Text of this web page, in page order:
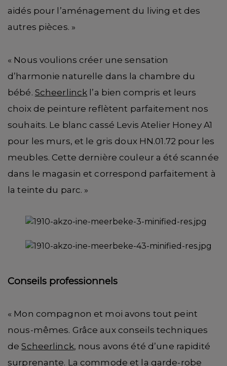
aidés pour l’aménagement du living et des
autres pièces. »
« Nous voulions créer une sensation
d’harmonie naturelle dans la chambre du
bébé. Scheerlinck l’a bien compris et leurs
choix de peinture reflètent parfaitement nos
souhaits. Le blanc cassé Levis Atelier Honey A1
pour les murs, et le gris doux HN.01.72 pour les
meubles. Cette dernière couleur a été scannée
dans le magasin et correspond parfaitement à
la teinte du parc. »
Conseils professionnels
« Mon compagnon et moi avons tout peint
nous-mêmes. Grâce aux conseils techniques
deScheerlinck, nous avons été d’une rapidité
surprenante. La commode et la garde-robe